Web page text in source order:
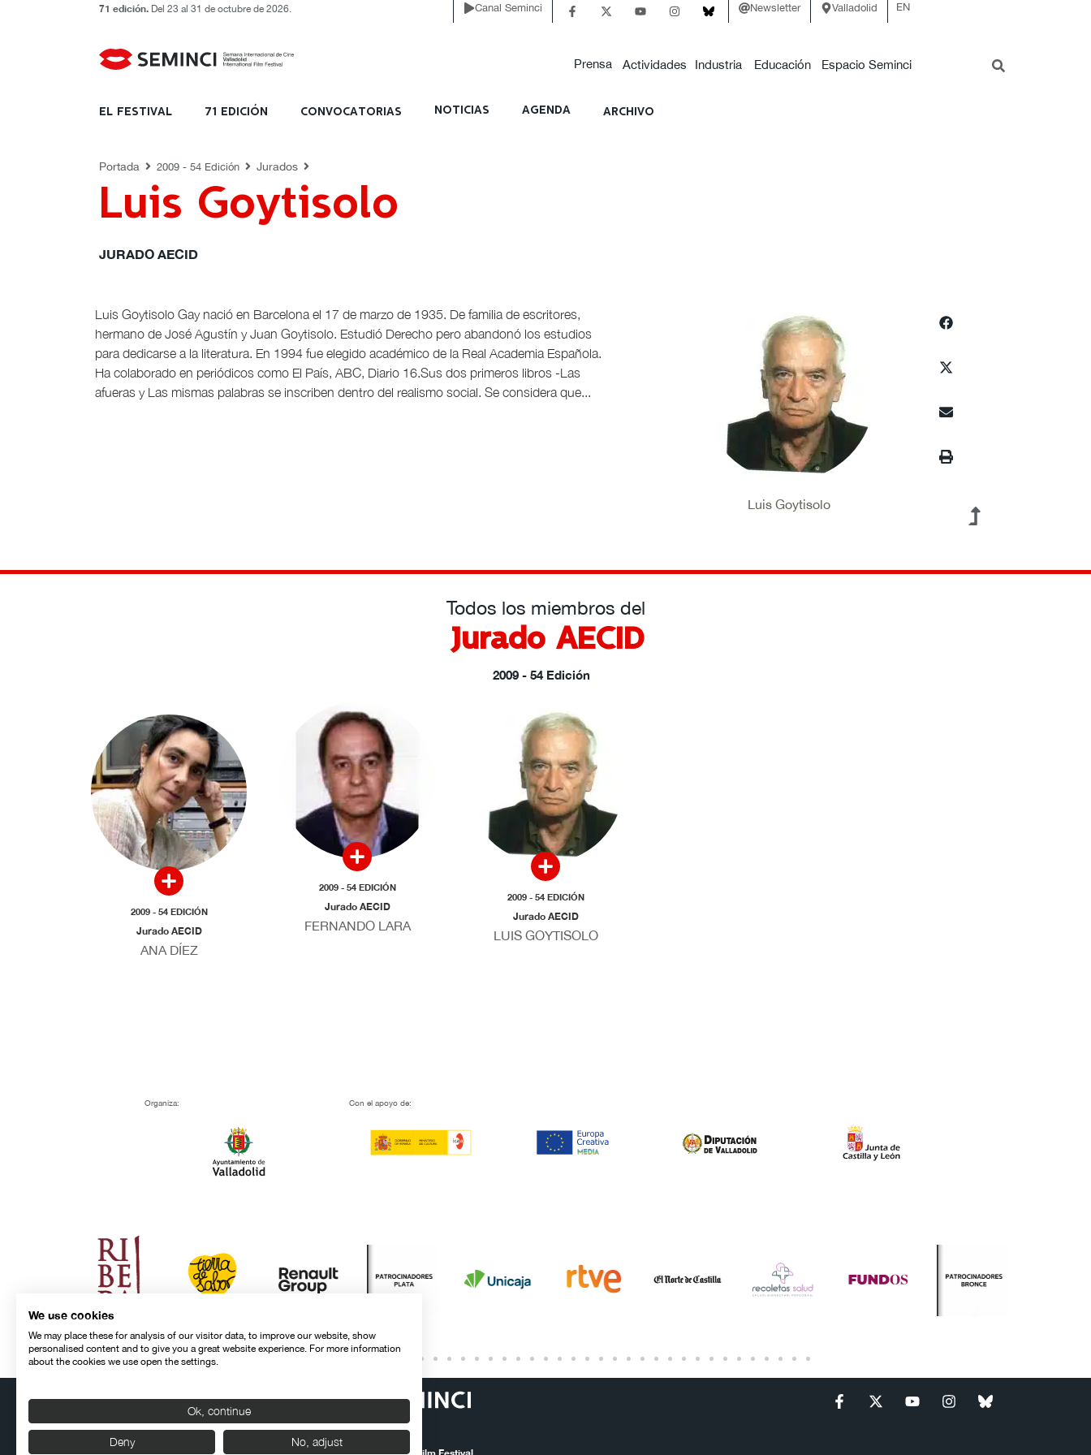
71 edición. Del 23 al 31 de octubre de 2026. Canal Seminci Newsletter Valladolid EN
Prensa Actividades Industria Educación Espacio Seminci
EL FESTIVAL 71 EDICIÓN CONVOCATORIAS NOTICIAS AGENDA ARCHIVO
Portada 2009 - 54 Edición Jurados
Luis Goytisolo
JURADO AECID
JURADOS
Luis Goytisolo Gay nació en Barcelona el 17 de marzo de 1935. De familia de escritores,
hermano de José Agustín y Juan Goytisolo. Estudió Derecho pero abandonó los estudios
para dedicarse a la literatura. En 1994 fue elegido académico de la Real Academia Española.
Ha colaborado en periódicos como El País, ABC, Diario 16.Sus dos primeros libros -Las
afueras y Las mismas palabras se inscriben dentro del realismo social. Se considera que...
Luis Goytisolo
Todos los miembros del
Jurado AECID
2009 - 54 Edición
2009 - 54 EDICIÓN
Jurado AECID
ANA DÍEZ
2009 - 54 EDICIÓN
Jurado AECID
FERNANDO LARA
2009 - 54 EDICIÓN
Jurado AECID
LUIS GOYTISOLO
Organiza: Con el apoyo de:
ContactoAviso legalPolítica de privacidadPolítica de cookies
We use cookies
We may place these for analysis of our visitor data, to improve our website, show
personalised content and to give you a great website experience. For more information
about the cookies we use open the settings.
Ok, continue
Deny No, adjust